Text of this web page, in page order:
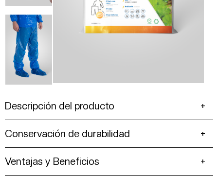
Descripción del producto
Conservación de durabilidad
Ventajas y Beneficios